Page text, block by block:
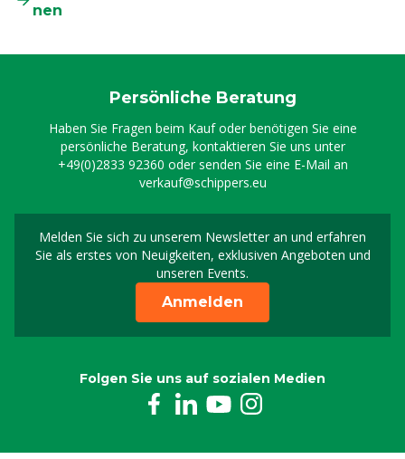
nen
Persönliche Beratung
Haben Sie Fragen beim Kauf oder benötigen Sie eine
persönliche Beratung, kontaktieren Sie uns unter
+49(0)2833 92360 oder senden Sie eine E-Mail an
verkauf@schippers.eu
Melden Sie sich zu unserem Newsletter an und erfahren
Sie als erstes von Neuigkeiten, exklusiven Angeboten und
unseren Events.
Melden Sie sich für
Anmelden
Folgen Sie uns auf sozialen Medien